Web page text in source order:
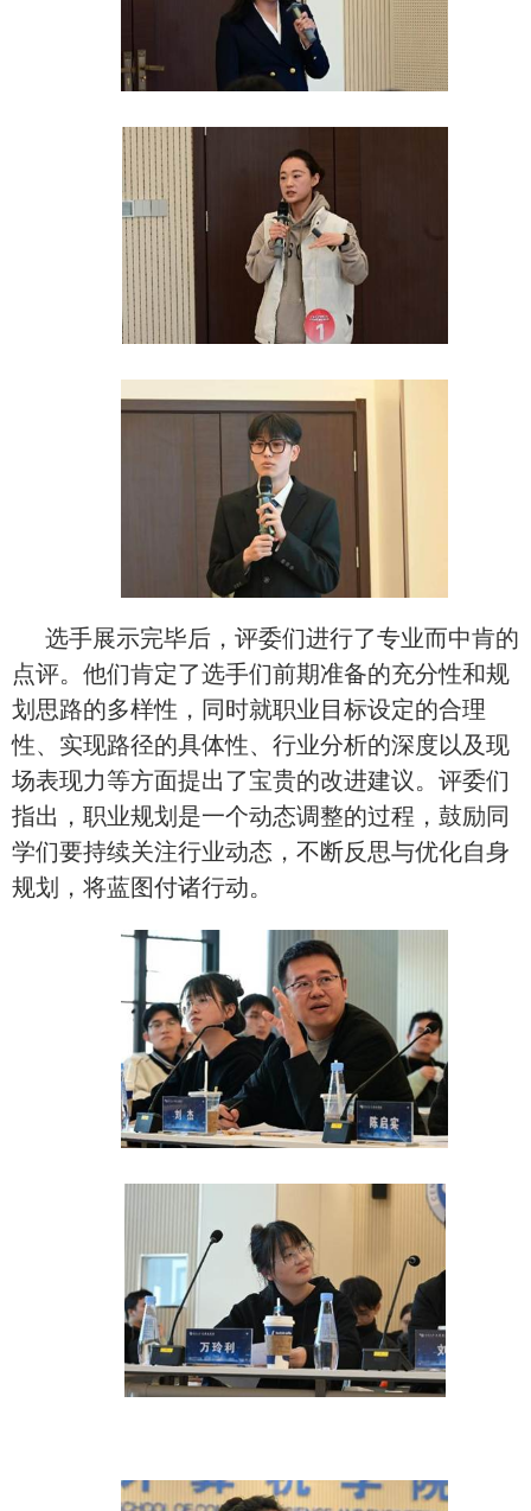
选手展示完毕后，评委们进行了专业而中肯的
点评。他们肯定了选手们前期准备的充分性和规
划思路的多样性，同时就职业目标设定的合理
性、实现路径的具体性、行业分析的深度以及现
场表现力等方面提出了宝贵的改进建议。评委们
指出，职业规划是一个动态调整的过程，鼓励同
学们要持续关注行业动态，不断反思与优化自身
规划，将蓝图付诸行动。